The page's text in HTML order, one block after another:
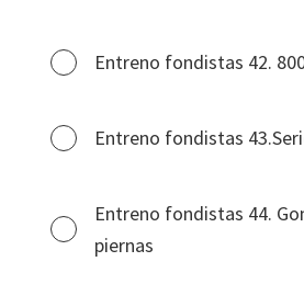
Entreno fondistas 42.
Entreno fondistas
Entreno fondistas 44.
piernas